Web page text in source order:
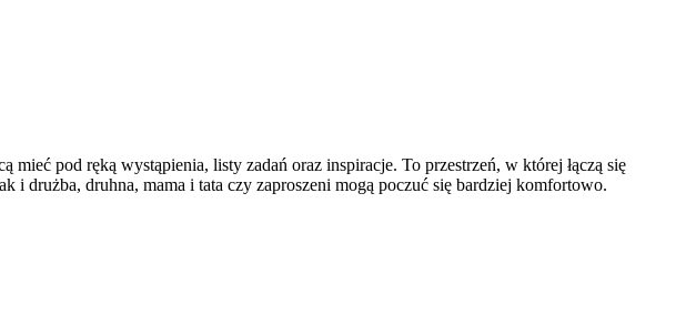
pod ręką wystąpienia, listy zadań oraz inspiracje. To przestrzeń, w której łączą się
drużba, druhna, mama i tata czy zaproszeni mogą poczuć się bardziej komfortowo.